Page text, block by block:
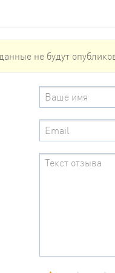
не будут